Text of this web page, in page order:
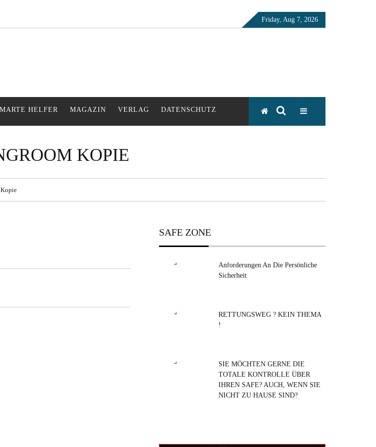
Friday, Aug 7, 2026
HELFER MAGAZIN VERLAG DATENSCHUTZ
KOPIE
SAFE ZONE
Anforderungen An Die Persönliche
Sicherheit
RETTUNGSWEG ? KEIN THEMA
!
SIE MÖCHTEN GERNE DIE
TOTALE KONTROLLE ÜBER
IHREN SAFE? AUCH, WENN SIE
NICHT ZU HAUSE SIND?